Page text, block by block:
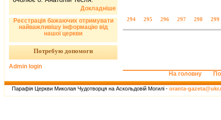
294 295 296 297 298 299
Докладніше
Реєстрація бажаючих отримувати
найважливішу інформацію від
нашої церкви
Потребую допомоги
Admin login
На головну
Парафія Церкви Миколая Чудотворця на Аскольдовій Могилі - oranta-